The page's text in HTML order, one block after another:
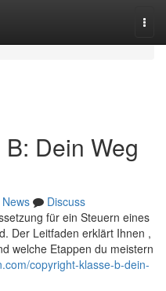
Dein Weg
News
Discuss
für ein Steuern eines
Der Leitfaden erklärt Ihnen ,
welche Etappen du meistern
copyright-klasse-b-dein-